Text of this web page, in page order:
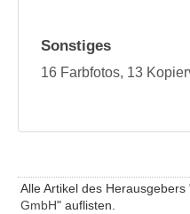
Sonstiges
16 Farbfotos, 13
Alle Artikel des Herausgebers
GmbH" auflisten.